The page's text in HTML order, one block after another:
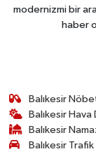
modernizmi bir
haber
Balıkesir
Balıkesir Hava
Balıkesir
Balıkesir
SİYASET
SPOR